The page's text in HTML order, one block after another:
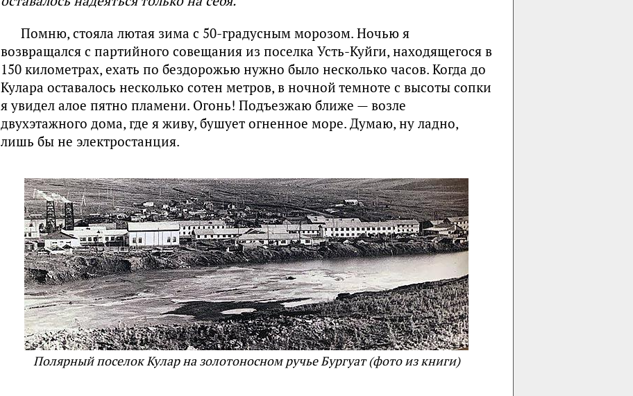
Помню, стояла лютая зима с 50-градусным морозом. Ночью я
возвращался с партийного совещания из поселка Усть-Куйги, находящегося в
150 километрах, ехать по бездорожью нужно было несколько часов. Когда до
Кулара оставалось несколько сотен метров, в ночной темноте с высоты сопки
я увидел алое пятно пламени. Огонь! Подъезжаю ближе — возле
двухэтажного дома, где я живу, бушует огненное море. Думаю, ну ладно,
лишь бы не электростанция.
Полярный поселок Кулар на золотоносном ручье Бургуат (фото из книги)